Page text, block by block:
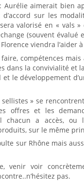
Aurélie aimerait bien
sur les
valorisé en « vals
(souvent
viendra l’aider
faire, compétences
dans la convivialité et
le développement
» se
offres et les
chacun a accès, ou
sur le même
sur Rhône mais
venir voir
pas.